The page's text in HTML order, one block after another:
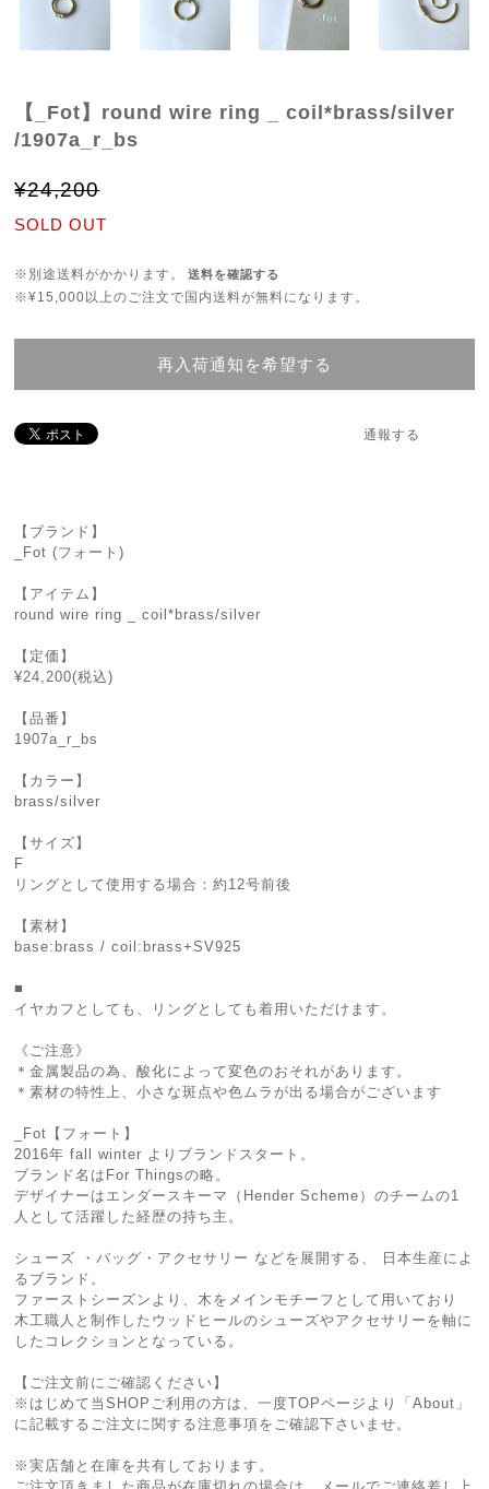
【_Fot】round wire ring _ coil*brass/silver
/1907a_r_bs
¥24,200
SOLD OUT
※別途送料がかかります。 送料を確認する
※¥15,000以上のご注文で国内送料が無料になります。
再入荷通知を希望する
通報する
【ブランド】
_Fot (フォート)
【アイテム】
round wire ring _ coil*brass/silver
【定価】
¥24,200(税込)
【品番】
1907a_r_bs
【カラー】
brass/silver
【サイズ】
F
リングとして使用する場合：約12号前後
【素材】
base:brass / coil:brass+SV925
■
イヤカフとしても、リングとしても着用いただけます。
《ご注意》
＊金属製品の為、酸化によって変色のおそれがあります。
＊素材の特性上、小さな斑点や色ムラが出る場合がございます
_Fot【フォート】
2016年 fall winter よりブランドスタート。
ブランド名はFor Thingsの略。
デザイナーはエンダースキーマ（Hender Scheme）のチームの1
人として活躍した経歴の持ち主。
シューズ ・バッグ・アクセサリー などを展開する、 日本生産によ
るブランド。
ファーストシーズンより、木をメインモチーフとして用いており
木工職人と制作したウッドヒールのシューズやアクセサリーを軸に
したコレクションとなっている。
【ご注文前にご確認ください】
※はじめて当SHOPご利用の方は、一度TOPページより「About」
に記載するご注文に関する注意事項をご確認下さいませ。
※実店舗と在庫を共有しております。